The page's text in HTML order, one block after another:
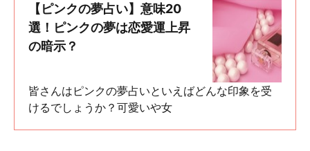
【ピンクの夢占い】意味20
選！ピンクの夢は恋愛運上昇
の暗示？
皆さんはピンクの夢占いといえばどんな印象を受
けるでしょうか？可愛いや女